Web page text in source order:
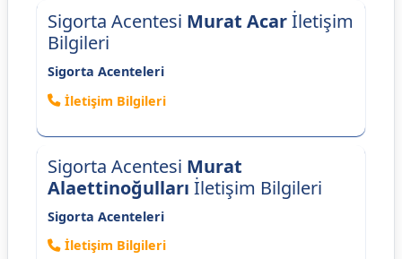
Sigorta Acentesi Murat Acarİletişim
Bilgileri
Sigorta Acenteleri
İletişim Bilgileri
Sigorta Acentesi Murat
Alaettinoğulları İletişim Bilgileri
Sigorta Acenteleri
İletişim Bilgileri